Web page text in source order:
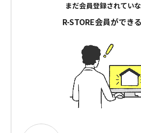
まだ会員登録されてい
R-STORE会員ができ